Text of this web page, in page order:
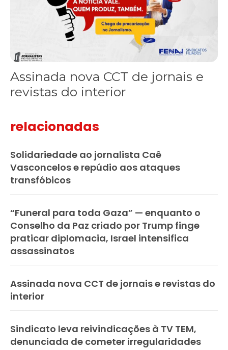
Assinada nova CCT de jornais e
revistas do interior
relacionadas
Solidariedade ao jornalista Caê
Vasconcelos e repúdio aos ataques
transfóbicos
“Funeral para toda Gaza” — enquanto o
Conselho da Paz criado por Trump finge
praticar diplomacia, Israel intensifica
assassinatos
Assinada nova CCT de jornais e revistas do
interior
Sindicato leva reivindicações à TV TEM,
denunciada de cometer irregularidades